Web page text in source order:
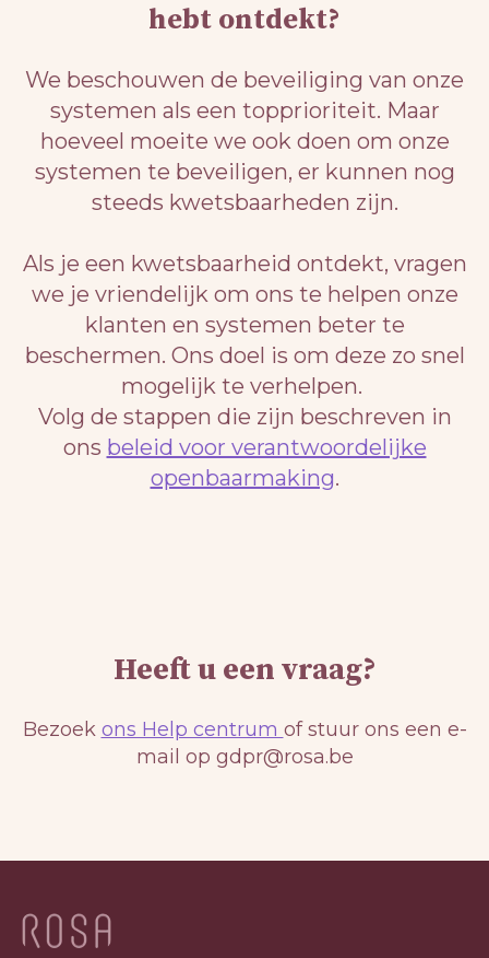
hebt ontdekt?
We beschouwen de beveiliging van onze
systemen als een topprioriteit. Maar
hoeveel moeite we ook doen om onze
systemen te beveiligen, er kunnen nog
steeds kwetsbaarheden zijn.
Als je een kwetsbaarheid ontdekt, vragen
we je vriendelijk om ons te helpen onze
klanten en systemen beter te
beschermen. Ons doel is om deze zo snel
mogelijk te verhelpen.
Volg de stappen die zijn beschreven in
ons beleid voor verantwoordelijke
openbaarmaking.
Heeft u een vraag?
Bezoek ons Help centrum of stuur ons een e-
mail op gdpr@rosa.be